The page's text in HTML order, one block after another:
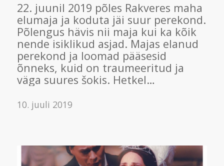
22. juunil 2019 põles Rakveres maha
elumaja ja koduta jäi suur perekond.
Põlengus hävis nii maja kui ka kõik
nende isiklikud asjad. Majas elanud
perekond ja loomad pääsesid
õnneks, kuid on traumeeritud ja
väga suures šokis. Hetkel…
10. juuli 2019